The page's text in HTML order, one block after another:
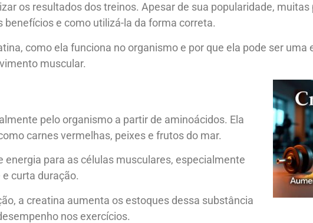
os resultados dos treinos. Apesar de sua popularidade,
e como utilizá-la da forma correta.
como ela funciona no organismo e por que ela pode ser uma
muscular.
pelo organismo a partir de aminoácidos. Ela
carnes vermelhas, peixes e frutos do mar.
para as células musculares, especialmente
curta duração.
a creatina aumenta os estoques dessa substância
nos exercícios.